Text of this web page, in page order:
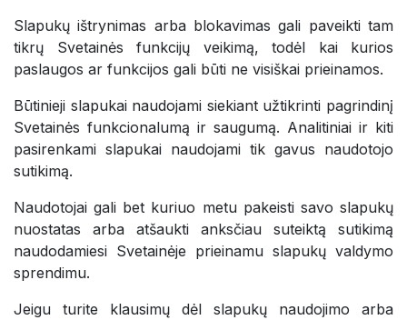
Slapukų ištrynimas arba blokavimas gali paveikti tam
tikrų Svetainės funkcijų veikimą, todėl kai kurios
paslaugos ar funkcijos gali būti ne visiškai prieinamos.
Būtinieji slapukai naudojami siekiant užtikrinti pagrindinį
Svetainės funkcionalumą ir saugumą. Analitiniai ir kiti
pasirenkami slapukai naudojami tik gavus naudotojo
sutikimą.
Naudotojai gali bet kuriuo metu pakeisti savo slapukų
nuostatas arba atšaukti anksčiau suteiktą sutikimą
naudodamiesi Svetainėje prieinamu slapukų valdymo
sprendimu.
Jeigu turite klausimų dėl slapukų naudojimo arba